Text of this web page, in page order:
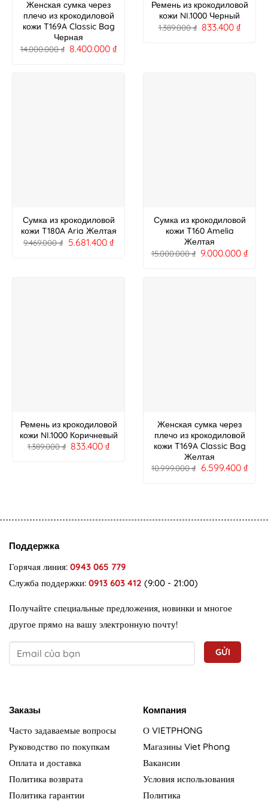
Женская сумка через
плечо из крокодиловой
кожи T169A Classic Bag
Черная
14.000.000₫ 8.400.000₫
Ремень из крокодиловой
кожи NI.1000 Черный
1.389.000₫ 833.400₫
Сумка из крокодиловой
кожи T180A Aria Желтая
9.469.000₫ 5.681.400 ₫
Сумка из крокодиловой
кожи T160 Amelia
Желтая
15.000.000₫ 9.000.000₫
Ремень из крокодиловой
кожи NI.1000 Коричневый
1.389.000₫ 833.400₫
Женская сумка через
плечо из крокодиловой
кожи T169A Classic Bag
Желтая
10.999.000₫ 6.599.400 ₫
Поддержка
Горячая линия: 0943 065 779
Служба поддержки: 0913 603 412 (9:00 - 21:00)
Получайте специальные предложения, новинки и многое
другое прямо на вашу электронную почту!
Заказы
Часто задаваемые вопросы
Руководство по покупкам
Оплата и доставка
Политика возврата
Политика гарантии
Компания
О VIETPHONG
Магазины Viet Phong
Вакансии
Условия использования
Политика